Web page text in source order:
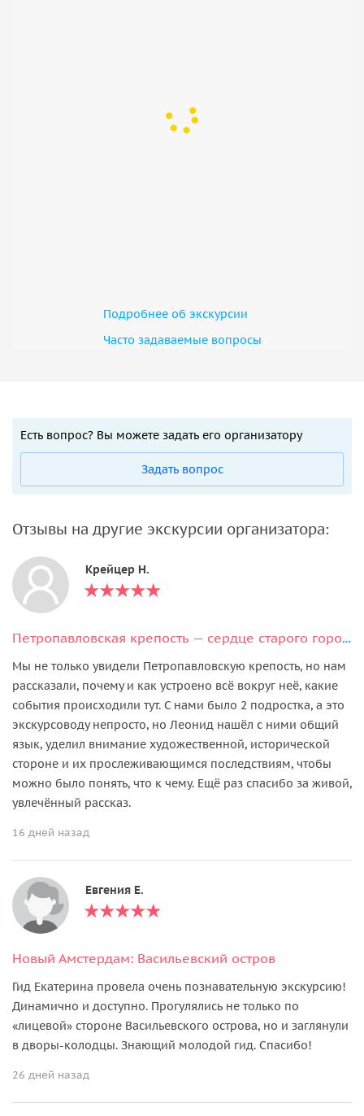
Подробнее об экскурсии
Часто задаваемые вопросы
Есть вопрос? Вы можете задать его организатору
Задать вопрос
Отзывы на другие экскурсии организатора:
Крейцер Н.
Петропавловская крепость — сердце старого города
Мы не только увидели Петропавловскую крепость, но нам
рассказали, почему и как устроено всё вокруг неё, какие
события происходили тут. С нами было 2 подростка, а это
экскурсоводу непросто, но Леонид нашёл с ними общий
язык, уделил внимание художественной, исторической
стороне и их прослеживающимся последствиям, чтобы
можно было понять, что к чему. Ещё раз спасибо за живой,
увлечённый рассказ.
16 дней назад
Евгения Е.
Новый Амстердам: Васильевский остров
Гид Екатерина провела очень познавательную экскурсию!
Динамично и доступно. Прогулялись не только по
«лицевой» стороне Васильевского острова, но и заглянули
в дворы-колодцы. Знающий молодой гид. Спасибо!
26 дней назад